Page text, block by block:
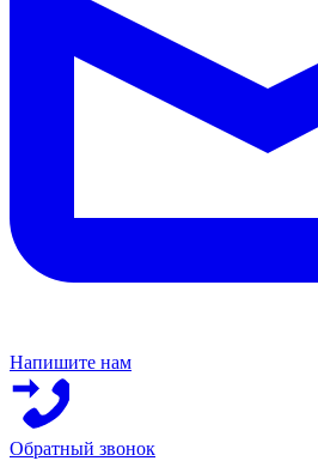
Напишите нам
Обратный звонок